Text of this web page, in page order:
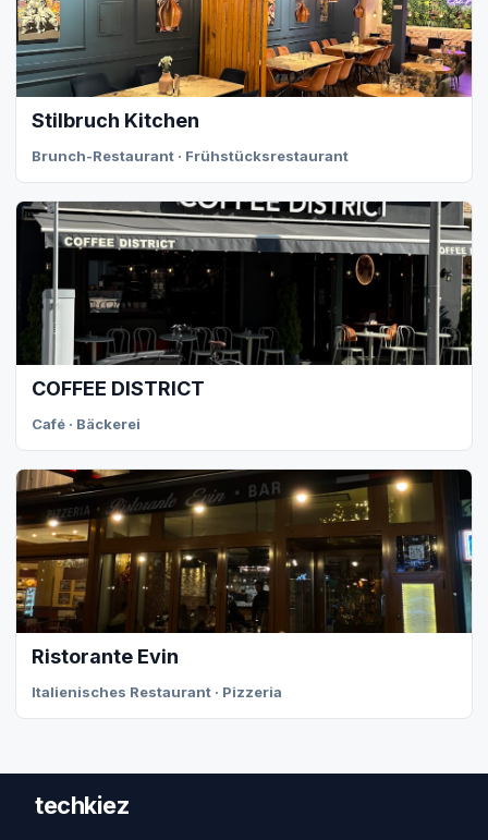
Stilbruch Kitchen
Brunch-Restaurant · Frühstücksrestaurant
COFFEE DISTRICT
Café · Bäckerei
Ristorante Evin
Italienisches Restaurant · Pizzeria
techkiez